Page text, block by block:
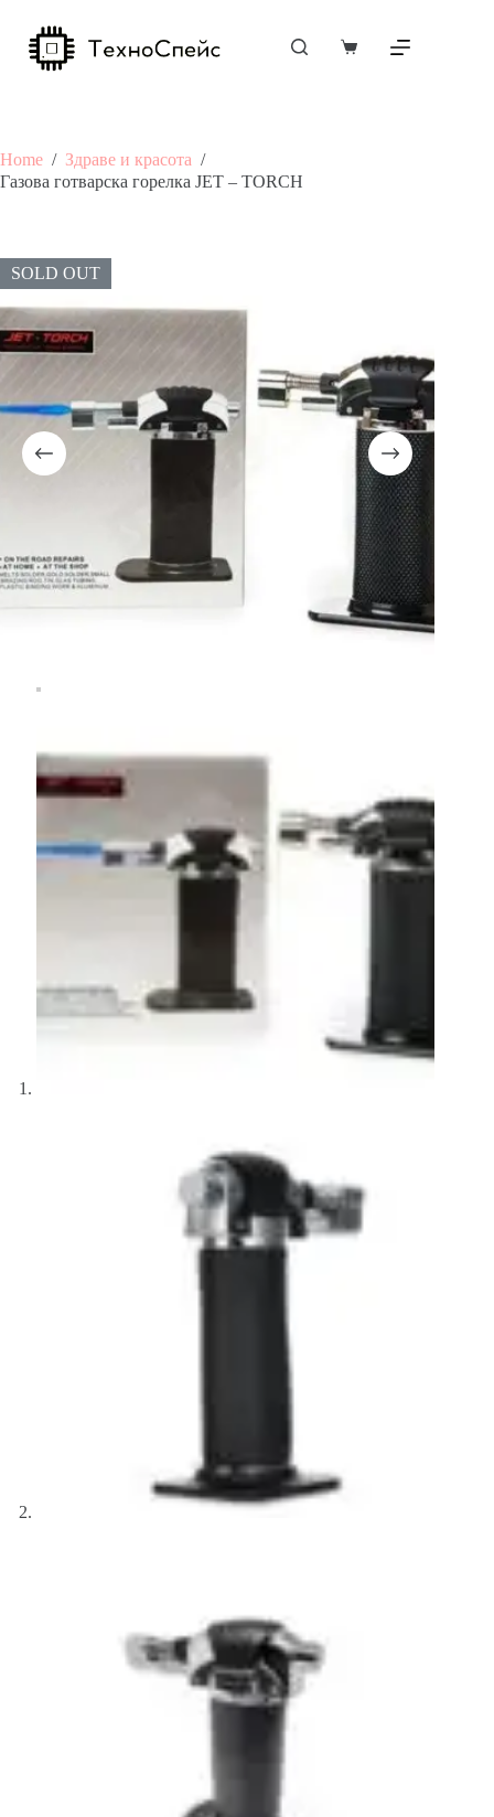
content
Shopping
Home / Здраве и красота /
Газова готварска горелка JET – TORCH
SOLD OUT